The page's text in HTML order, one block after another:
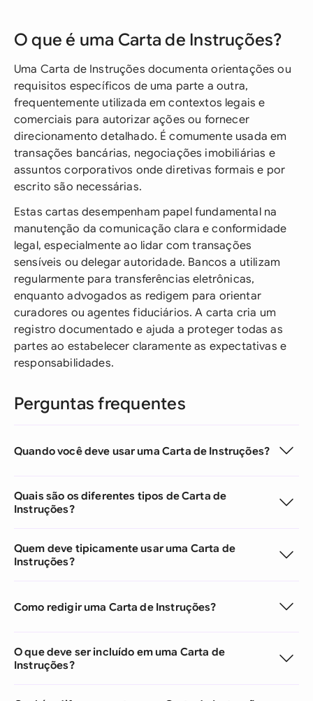
O que é uma Carta de Instruções?
Uma Carta de Instruções documenta orientações ou
requisitos específicos de uma parte a outra,
frequentemente utilizada em contextos legais e
comerciais para autorizar ações ou fornecer
direcionamento detalhado. É comumente usada em
transações bancárias, negociações imobiliárias e
assuntos corporativos onde diretivas formais e por
escrito são necessárias.
Estas cartas desempenham papel fundamental na
manutenção da comunicação clara e conformidade
legal, especialmente ao lidar com transações
sensíveis ou delegar autoridade. Bancos a utilizam
regularmente para transferências eletrônicas,
enquanto advogados as redigem para orientar
curadores ou agentes fiduciários. A carta cria um
registro documentado e ajuda a proteger todas as
partes ao estabelecer claramente as expectativas e
responsabilidades.
Perguntas frequentes
Quando você deve usar uma Carta de Instruções?
Quais são os diferentes tipos de Carta de
Instruções?
Quem deve tipicamente usar uma Carta de
Instruções?
Como redigir uma Carta de Instruções?
O que deve ser incluído em uma Carta de
Instruções?